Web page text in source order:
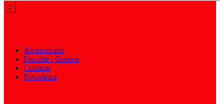
Abonnement
Fiscalité / Gestion
Contacts
Newsletter